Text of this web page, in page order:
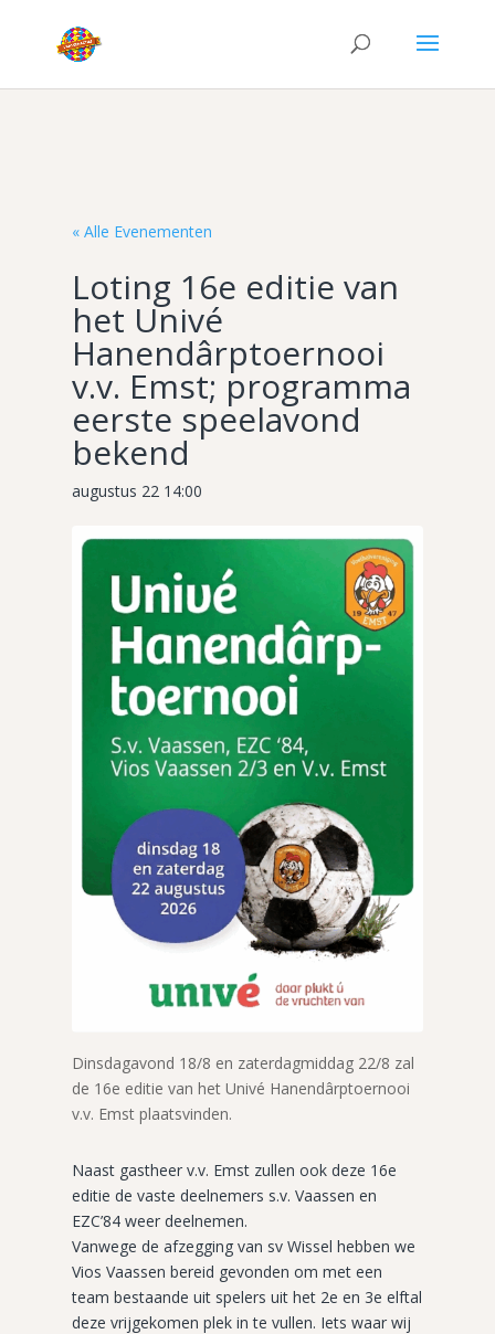
« Alle Evenementen
Loting 16e editie van
het Univé
Hanendârptoernooi
v.v. Emst; programma
eerste speelavond
bekend
augustus 22 14:00
Dinsdagavond 18/8 en zaterdagmiddag 22/8 zal
de 16e editie van het Univé Hanendârptoernooi
v.v. Emst plaatsvinden.
Naast gastheer v.v. Emst zullen ook deze 16e
editie de vaste deelnemers s.v. Vaassen en
EZC’84 weer deelnemen.
Vanwege de afzegging van sv Wissel hebben we
Vios Vaassen bereid gevonden om met een
team bestaande uit spelers uit het 2e en 3e elftal
deze vrijgekomen plek in te vullen. Iets waar wij